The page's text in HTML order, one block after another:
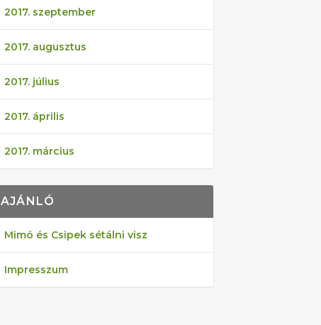
2017. szeptember
2017. augusztus
2017. július
2017. április
2017. március
AJÁNLÓ
Mimó és Csipek sétálni visz
Impresszum